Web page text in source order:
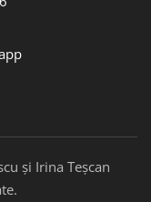
și Irina Teșcan